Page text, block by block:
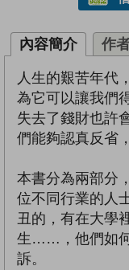
內容簡介 作
人生的艱苦年代
為它可以讓我們
失去了錢財也許
們能夠認真反省
本書分為兩部分
位不同行業的人
丑的，有在大學
生……，他們如
訴。